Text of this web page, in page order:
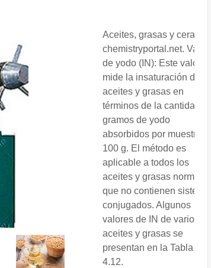
Aceites, grasas y ceras -
chemistryportal.net. Valor
de yodo (IN): Este valor
mide la insaturación de los
aceites y grasas en
términos de la cantidad de
gramos de yodo
absorbidos por muestra de
100 g. El método es
aplicable a todos los
aceites y grasas normales
que no contienen sistemas
conjugados. Algunos
valores de IN de varios
aceites y grasas se
presentan en la Tabla
4.12.